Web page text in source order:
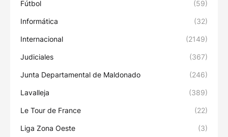
Fútbol (59)
Informática (32)
Internacional (2149)
Judiciales (367)
Junta Departamental de Maldonado (246)
Lavalleja (389)
Le Tour de France (22)
Liga Zona Oeste (3)